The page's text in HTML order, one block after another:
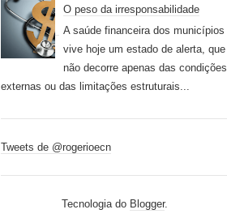
O peso da irresponsabilidade
A saúde financeira dos municípios
vive hoje um estado de alerta, que
não decorre apenas das condições
externas ou das limitações estruturais...
Tweets de @rogerioecn
Tecnologia do Blogger.